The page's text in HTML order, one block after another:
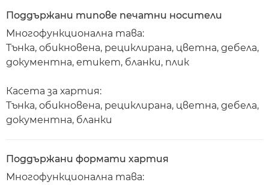
Поддържани типове печатни носители
Многофункционална тава:
Тънка, обикновена, рециклирана, цветна, дебела,
документна, етикет, бланки, плик
Касета за хартия:
Тънка, обикновена, рециклирана, цветна, дебела,
документна, бланки
Поддържани формати хартия
Многофункционална тава: